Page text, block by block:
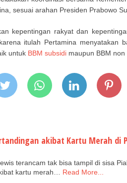
sesuai arahan Presiden Prabowo
kepentingan rakyat dan
itulah Pertamina menyatakan
untuk BBM subsidi maupun BBM non
akibat Kartu Merah di
terancam tak bisa tampil di sisa
kartu merah…
Read More...